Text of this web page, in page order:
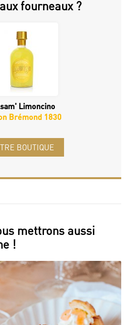
fourneaux ?
Limoncino
Brémond 1830
BOUTIQUE
mettrons aussi
!